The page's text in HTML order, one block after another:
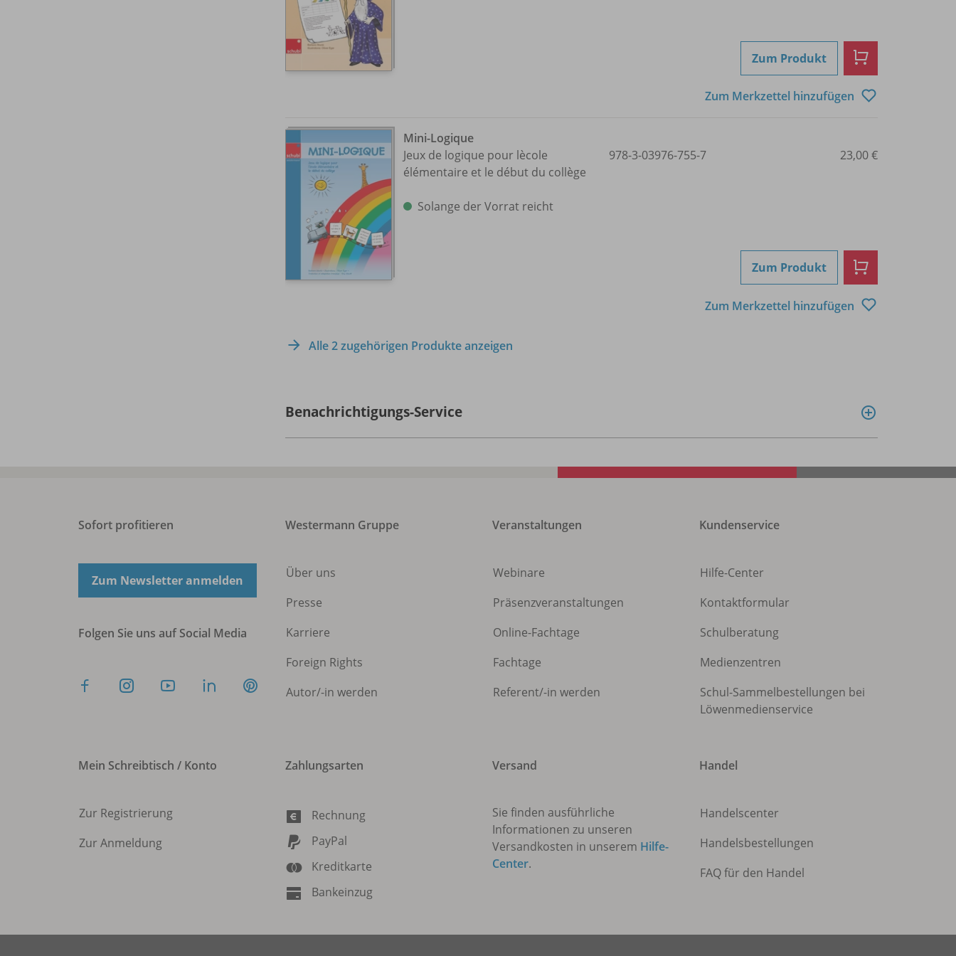
Zum Produkt
Zum Merkzettel hinzufügen
Mini-Logique
Jeux de logique pour lècole
élémentaire et le début du collège
Solange der Vorrat reicht
978-3-03976-755-7 23,00 €
Zum Produkt
Zum Merkzettel hinzufügen
Alle 2 zugehörigen Produkte anzeigen
Benachrichtigungs-Service
Sofort profitieren
Zum Newsletter anmelden
Folgen Sie uns auf Social Media
Westermann Gruppe
Über uns
Presse
Karriere
Foreign Rights
Autor/-in werden
Veranstaltungen
Webinare
Präsenzveranstaltungen
Online-Fachtage
Fachtage
Referent/-in werden
Kundenservice
Hilfe-Center
Kontaktformular
Schulberatung
Medienzentren
Schul-Sammelbestellungen bei
Löwenmedienservice
Mein Schreibtisch / Konto
Zur Registrierung
Zur Anmeldung
Zahlungsarten
Rechnung
PayPal
Kreditkarte
Bankeinzug
Versand
Sie finden ausführliche
Informationen zu unseren
Versandkosten in unserem Hilfe-
Center.
Handel
Handelscenter
Handelsbestellungen
FAQ für den Handel